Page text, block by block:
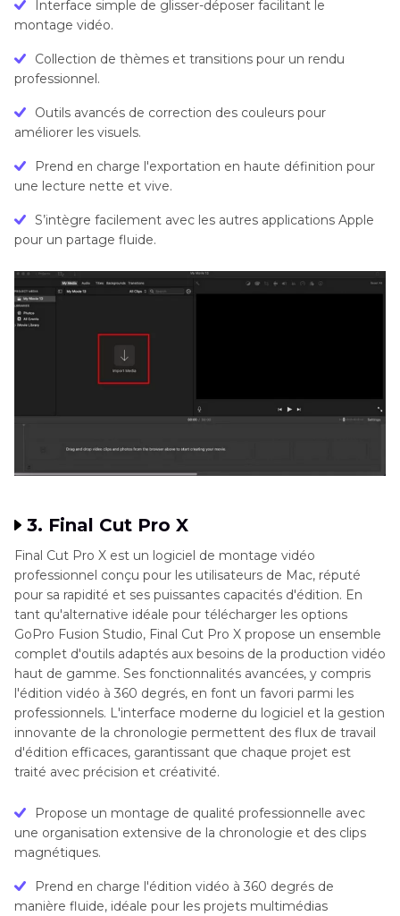
Interface simple de glisser-déposer facilitant le
montage vidéo.
Collection de thèmes et transitions pour un rendu
professionnel.
Outils avancés de correction des couleurs pour
améliorer les visuels.
Prend en charge l'exportation en haute définition pour
une lecture nette et vive.
S’intègre facilement avec les autres applications Apple
pour un partage fluide.
3. Final Cut Pro X
Final Cut Pro X est un logiciel de montage vidéo
professionnel conçu pour les utilisateurs de Mac, réputé
pour sa rapidité et ses puissantes capacités d'édition. En
tant qu'alternative idéale pour télécharger les options
GoPro Fusion Studio, Final Cut Pro X propose un ensemble
complet d'outils adaptés aux besoins de la production vidéo
haut de gamme. Ses fonctionnalités avancées, y compris
l'édition vidéo à 360 degrés, en font un favori parmi les
professionnels. L'interface moderne du logiciel et la gestion
innovante de la chronologie permettent des flux de travail
d'édition efficaces, garantissant que chaque projet est
traité avec précision et créativité.
Propose un montage de qualité professionnelle avec
une organisation extensive de la chronologie et des clips
magnétiques.
Prend en charge l'édition vidéo à 360 degrés de
manière fluide, idéale pour les projets multimédias